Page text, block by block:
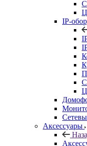
IP-
Аксессуары